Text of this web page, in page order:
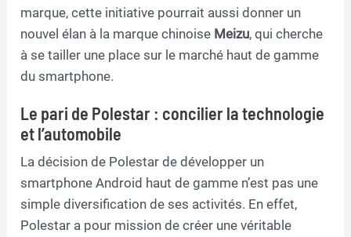
marque, cette initiative pourrait aussi donner un
nouvel élan à la marque chinoise Meizu, qui cherche
à se tailler une place sur le marché haut de gamme
du smartphone.
Le pari de Polestar : concilier la technologie
et l’automobile
La décision de Polestar de développer un
smartphone Android haut de gamme n’est pas une
simple diversification de ses activités. En effet,
Polestar a pour mission de créer une véritable